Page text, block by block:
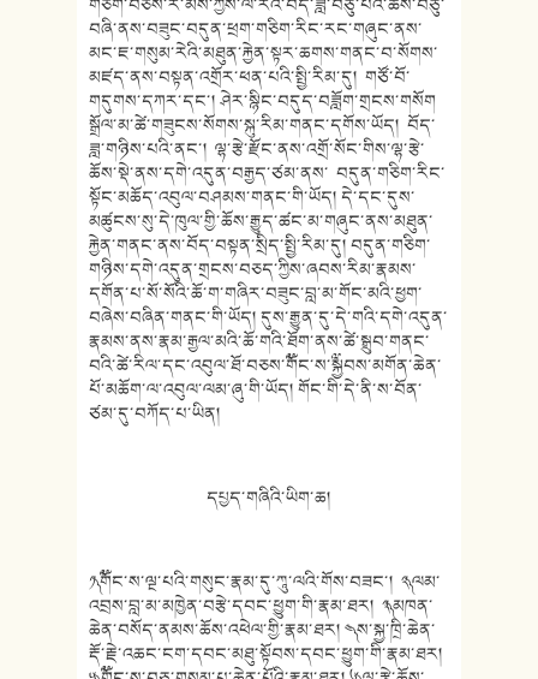
བཞི་ནས་བཟུང་བདུན་ཕྲག་གཅིག་རིང་རང་གཞུང་ནས་
མང་ཇ་གསུམ་རེའི་མཐུན་རྐྱེན་སྟར་ཆགས་གནང་བ་སོགས་
མཛད་ནས་བསྟན་འགྲོར་ཕན་པའི་སྤྱི་རིམ་དུ། གཙོ་བོ་
གདུགས་དཀར་དང་། ཤེར་སྙིང་བདུད་བཟློག་གྲངས་གསོག
སྒྲོལ་མ་ཚེ་གཟུངས་སོགས་སྐུ་རིམ་གནང་དགོས་ཡོད། བོད་
ཟླ་གཉིས་པའི་ནང་། ལྷ་རྩེ་རྫོང་ནས་འགྲོ་སོང་གིས་ལྷ་རྩེ་
ཆོས་སྡེ་ནས་དགེ་འདུན་བརྒྱད་ཙམ་ནས་ བདུན་གཅིག་རིང་
སྟོང་མཆོད་འབུལ་བཤམས་གནང་གི་ཡོད། དེ་དང་དུས་
མཚུངས་སུ་དེ་ཁུལ་གྱི་ཆོས་རྒྱུད་ཚང་མ་གཞུང་ནས་མཐུན་
རྐྱེན་གནང་ནས་བོད་བསྟན་སྲིད་སྤྱི་རིམ་དུ། བདུན་གཅིག་
གཉིས་དགེ་འདུན་གྲངས་བཅད་ཀྱིས་ཞབས་རིམ་རྣམས་
དགོན་པ་སོ་སོའི་ཆོ་ག་གཞིར་བཟུང་བླ་མ་གོང་མའི་ཕྱག་
བཞེས་བཞིན་གནང་གི་ཡོད། དུས་རྒྱུན་དུ་དེ་གའི་དགེ་འདུན་
རྣམས་ནས་རྣམ་རྒྱལ་མའི་ཆོ་གའི་ཐོག་ནས་ཚེ་སྒྲུབ་གནང་
བའི་ཚེ་རིལ་དང་འབུལ་ཐོ་བཅས་༸གོང་ས་༸སྐྱབས་མགོན་ཆེན་
པོ་མཆོག་ལ་འབུལ་ལམ་ཞུ་གི་ཡོད། གོང་གི་དེ་ནི་ས་བོན་
ཙམ་དུ་བཀོད་པ་ཡིན།
དཔྱད་གཞིའི་ཡིག་ཆ།
༡༽ ༸གོང་ས་ལྔ་པའི་གསུང་རྣམ་དུ་ཀཱུ་ལའི་གོས་བཟང་། ༢༽ ལམ་
འབྲས་བླ་མ་མཁྱེན་བརྩེ་དབང་ཕྱུག་གི་རྣམ་ཐར། ༣༽ མཁན་
ཆེན་བསོད་ནམས་ཆོས་འཕེལ་གྱི་རྣམ་ཐར། ༤༽ ས་སྐྱ་ཁྲི་ཆེན་
རྡོ་རྗེ་འཆང་ངག་དབང་མཐུ་སྟོབས་དབང་ཕྱུག་གི་རྣམ་ཐར།